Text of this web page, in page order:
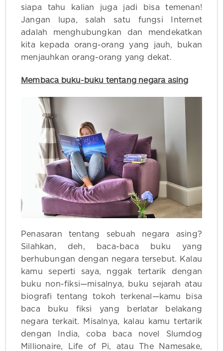
siapa tahu kalian juga jadi bisa temenan!
Jangan lupa, salah satu fungsi Internet
adalah menghubungkan dan mendekatkan
kita kepada orang-orang yang jauh, bukan
menjauhkan orang-orang yang dekat.
Membaca buku-buku tentang negara asing
Penasaran tentang sebuah negara asing?
Silahkan, deh, baca-baca buku yang
berhubungan dengan negara tersebut. Kalau
kamu seperti saya, nggak tertarik dengan
buku non-fiksi—misalnya, buku sejarah atau
biografi tentang tokoh terkenal—kamu bisa
baca buku fiksi yang berlatar belakang
negara terkait. Misalnya, kalau kamu tertarik
dengan India, coba baca novel Slumdog
Millionaire, Life of Pi, atau The Namesake,